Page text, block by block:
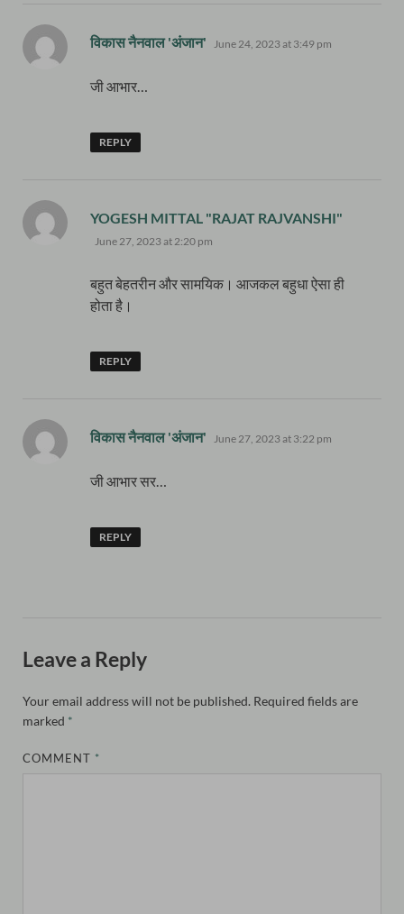
विकास नैनवाल 'अंजान' says:
June 24, 2023 at 3:49 pm
जी आभार…
REPLY
YOGESH MITTAL "RAJAT RAJVANSHI"
June 27, 2023 at 2:20 pm
बहुत बेहतरीन और सामयिक। आजकल बहुधा ऐसा ही
होता है।
REPLY
विकास नैनवाल 'अंजान' says:
June 27, 2023 at 3:22 pm
जी आभार सर…
REPLY
Leave a Reply
Your email address will not be published. Required fields are
marked *
COMMENT *